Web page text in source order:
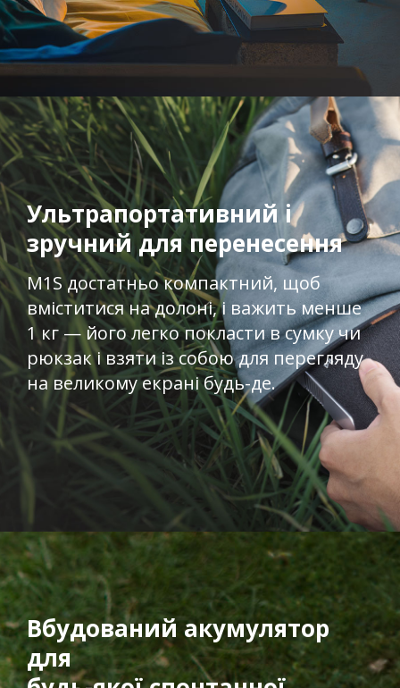
Ультрапортативний і
зручний для перенесення
M1S достатньо компактний, щоб
вміститися на долоні, і важить менше
1 кг — його легко покласти в сумку чи
рюкзак і взяти із собою для перегляду
на великому екрані будь-де.​​​​
Вбудований акумулятор
для